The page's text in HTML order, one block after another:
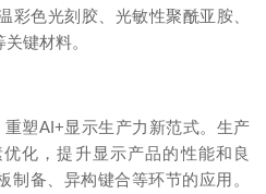
彩色光刻胶、光敏性聚酰亚胺、
键材料。
重塑AI+显示生产力新范式。生产
化，提升显示产品的性能和良
制备、异构键合等环节的应用。